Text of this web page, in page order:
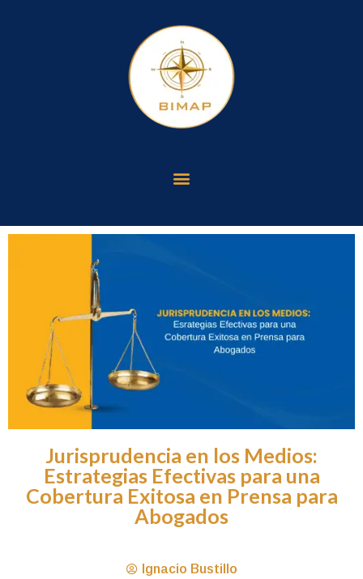
Jurisprudencia en los Medios:
Estrategias Efectivas para una
Cobertura Exitosa en Prensa para
Abogados
Ignacio Bustillo